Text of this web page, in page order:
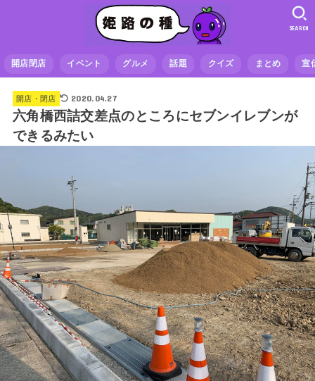
開店閉店 イベント グルメ 話題 クイズ まとめ 宣
SEARCH
開店・閉店 2020.04.27
六角橋西詰交差点のところにセブンイレブンが
できるみたい